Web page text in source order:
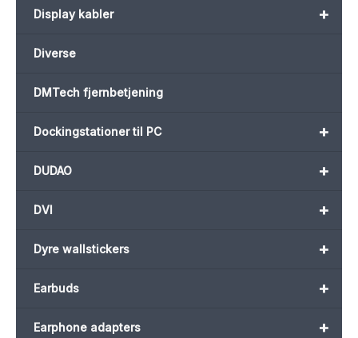
+
Display kabler
Diverse
DMTech fjernbetjening
+
Dockingstationer til PC
+
DUDAO
+
DVI
+
Dyre wallstickers
+
Earbuds
+
Earphone adapters